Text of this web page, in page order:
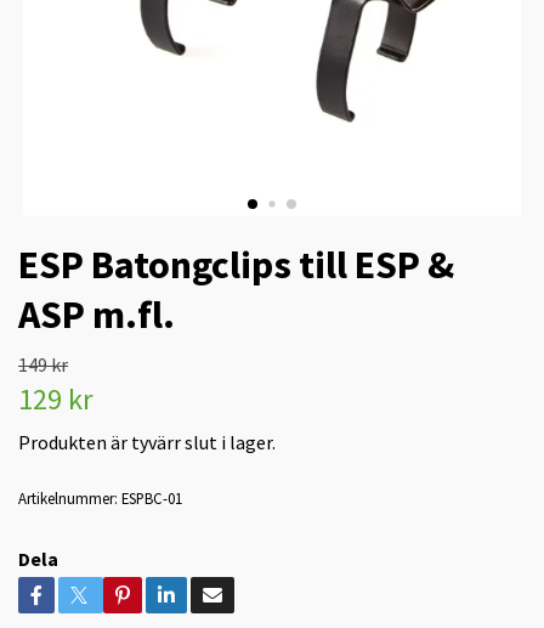
ESP Batongclips till ESP &
ASP m.fl.
149 kr
129 kr
Produkten är tyvärr slut i lager.
Artikelnummer: ESPBC-01
Dela